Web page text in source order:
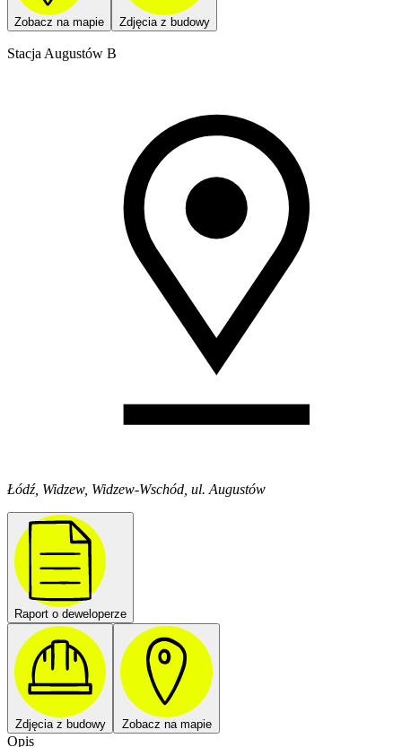
Zobacz na mapie Zdjęcia z budowy
Stacja Augustów B
Łódź, Widzew, Widzew-Wschód, ul. Augustów
Raport o deweloperze
Zdjęcia z budowy Zobacz na mapie
Opis